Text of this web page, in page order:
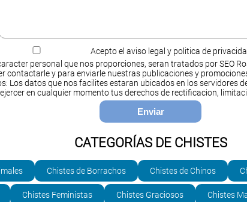
Acepto el aviso legal y politica de
personal que nos proporciones, seran tratados por SEO
contactarle y para enviarle nuestras publicaciones y
Los datos que nos facilites estaran ubicados en los servidores
en cualquier momento tus derechos de rectificacion,
CATEGORÍAS DE CHISTES
Chistes de Borrachos Chistes de Chinos
Chistes Feministas Chistes Graciosos Chistes